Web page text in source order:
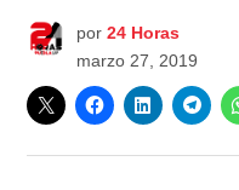
por 24 Horas
marzo 27, 2019